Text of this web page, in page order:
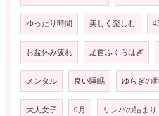
ゆったり時間 美しく楽しむ
お盆休み疲れ 足首ふくらはぎ
メンタル 良い睡眠 ゆらぎの
大人女子 9月 リンパの詰まり